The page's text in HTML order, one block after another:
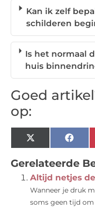
Kan ik zelf
schilderen
Is het normaal
huis
Goed
op:
X
(Twitter)
Gerelateerde
Altijd netjes
Wanneer je druk
soms geen tijd